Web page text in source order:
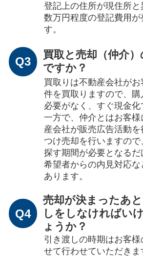
登記上の住所が現住所と
数万円程度の登記費用が
す。
Q3
買取と売却（仲介
ですか？
買取りは不動産会社が
件を買取りますので、
必要がなく、すぐ現金化
一方で、仲介とはお客
産会社が販売広告活動
つけ売却を行いますので
探す期間が必要となるだ
希望者からの内見対応
あります。
Q4
売却が決まったあ
しをしなければい
ょうか？
引き渡しの時期はお客
せて行わせていただき